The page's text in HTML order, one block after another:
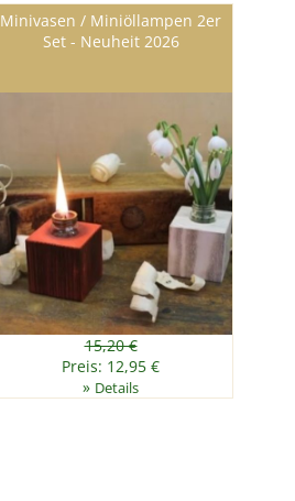
Minivasen / Miniöllampen 2er
Set - Neuheit 2026
15,20 €
Preis: 12,95 €
» Details